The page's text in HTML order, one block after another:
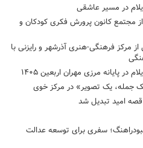
در مسیر عاشقی
مجتمع کانون پرورش فکری کودکان و
مرکز فرهنگی‌-هنری آذرشهر و رایزنی با
پایانه مرزی مهران اربعین ۱۴۰۵
جمله، یک تصویر» در مرکز خوی
قصه امید تبدیل شد
سفری برای توسعه عدالت